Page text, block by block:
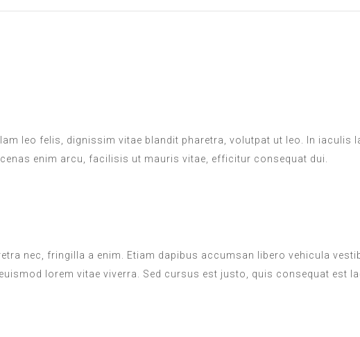
leo felis, dignissim vitae blandit pharetra, volutpat ut leo. In iaculis
enim arcu, facilisis ut mauris vitae, efficitur consequat dui.
nec, fringilla a enim. Etiam dapibus accumsan libero vehicula
lorem vitae viverra. Sed cursus est justo, quis consequat est